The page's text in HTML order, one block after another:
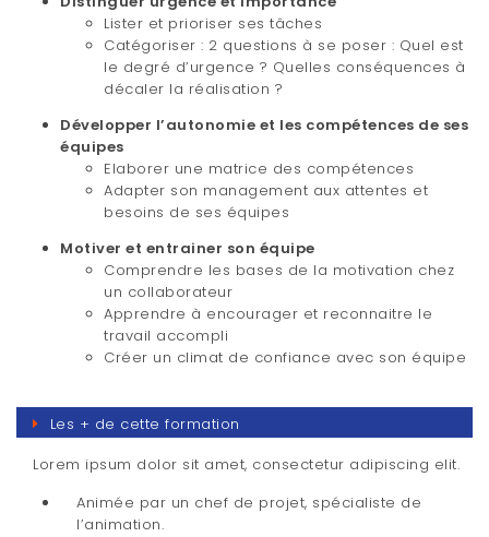
Lister et prioriser ses tâches
Catégoriser : 2 questions à se poser : Quel est
le degré d’urgence ? Quelles conséquences à
décaler la réalisation ?
Développer l’autonomie et les compétences de ses
équipes
Elaborer une matrice des compétences
Adapter son management aux attentes et
besoins de ses équipes
Motiver et entrainer son équipe
Comprendre les bases de la motivation chez
un collaborateur
Apprendre à encourager et reconnaitre le
travail accompli
Créer un climat de confiance avec son équipe
Les + de cette formation
Lorem ipsum dolor sit amet, consectetur adipiscing elit.
Animée par un chef de projet, spécialiste de
l’animation.